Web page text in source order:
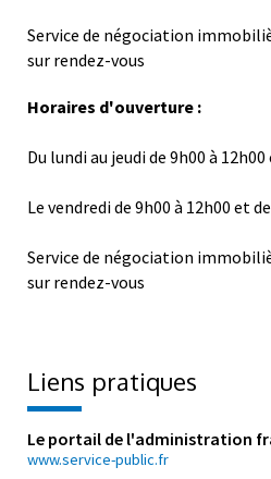
Service de négociation
sur rendez-vous
Horaires d'ouverture :
Du lundi au jeudi de 9h00 à
Le vendredi de 9h00 à 12h00 et
Service de négociation
sur rendez-vous
Liens pratiques
Le portail de l'administration
www.service-public.fr